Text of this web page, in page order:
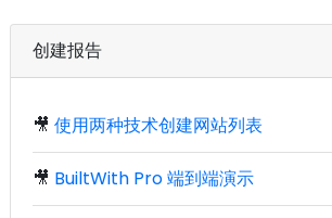
创建报告
🎥 使用两种技术创建网站列表
🎥 BuiltWith Pro 端到端演示